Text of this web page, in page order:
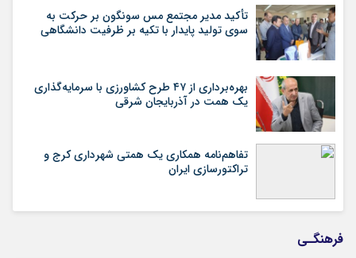
تأکید مدیر مجتمع مس سونگون بر حرکت به
سوی تولید پایدار با تکیه بر ظرفیت دانشگاهی
بهره‌برداری از ۴۷ طرح کشاورزی با سرمایه‌گذاری
یک همت در آذربایجان شرقی
تفاهم‌نامه همکاری یک همتی شهرداری کرج و
تراکتورسازی ایران
فرهنگـی